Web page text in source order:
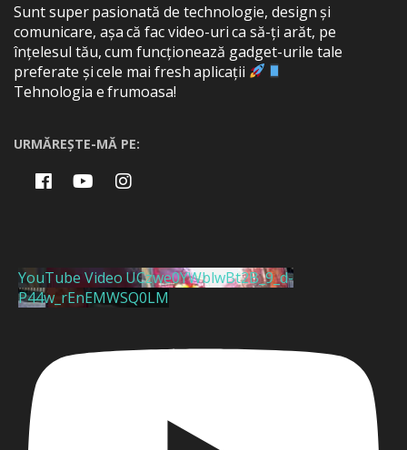
Sunt super pasionată de technologie, design și
comunicare, așa că fac video-uri ca să-ți arăt, pe
înțelesul tău, cum funcționează gadget-urile tale
preferate și cele mai fresh aplicații
Tehnologia e frumoasa!
URMĂREȘTE-MĂ PE:
YouTube Video UCzwe0YWblwBt2B_9_d-
P44w_rEnEMWSQ0LM